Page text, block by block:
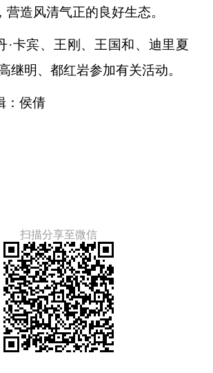
营造风清气正的良好生态。
·卡宾、王刚、王国和、迪里夏
继明、都红岩参加有关活动。
：侯倩
扫描分享至微信